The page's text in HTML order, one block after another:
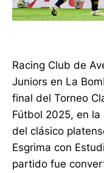
Racing Club de
Juniors en La
final del Torneo
Fútbol 2025, en
del clásico
Esgrima con
partido fue